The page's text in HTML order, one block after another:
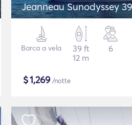
Jeanneau Sunodyssey
Barca a vela
39 ft
12 m
6
$1,269/notte